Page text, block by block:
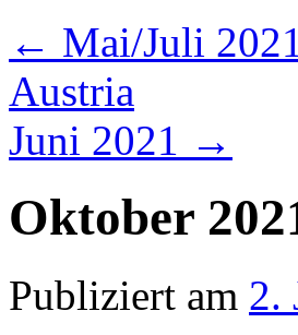
← Mai/Juli
Austria
Juni 2021 →
Oktober
Publiziert am 2.